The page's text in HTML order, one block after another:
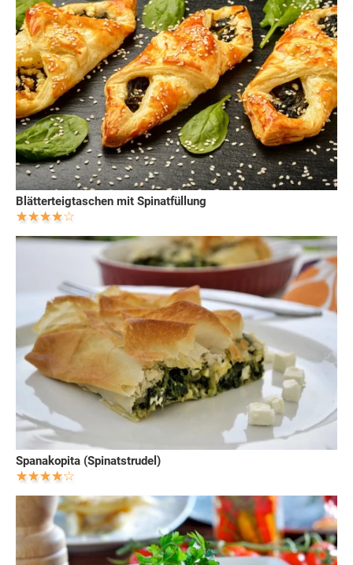
Blätterteigtaschen mit Spinatfüllung
Spanakopita (Spinatstrudel)